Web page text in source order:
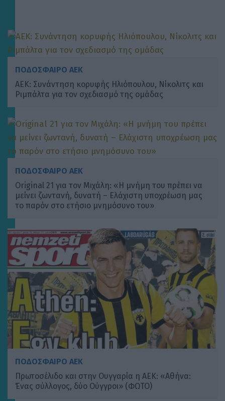
ΠΟΔΟΣΦΑΙΡΟ ΑΕΚ
ΑΕΚ: Συνάντηση κορυφής Ηλιόπουλου, Νίκολιτς και
Ριμπάλτα για τον σχεδιασμό της ομάδας
ΠΟΔΟΣΦΑΙΡΟ ΑΕΚ
Original 21 για τον Μιχάλη: «Η μνήμη του πρέπει να
μείνει ζωντανή, δυνατή – Ελάχιστη υποχρέωση μας
το παρόν στο ετήσιο μνημόσυνο του»
ΠΟΔΟΣΦΑΙΡΟ ΑΕΚ
Πρωτοσέλιδο και στην Ουγγαρία η ΑΕΚ: «Αθήνα:
Ένας σύλλογος, δύο Ούγγροι» (ΦΩΤΟ)